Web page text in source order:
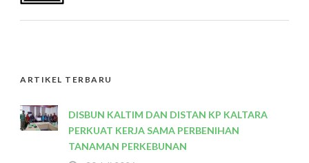
ARTIKEL TERBARU
DISBUN KALTIM DAN DISTAN KP KALTARA
PERKUAT KERJA SAMA PERBENIHAN
TANAMAN PERKEBUNAN